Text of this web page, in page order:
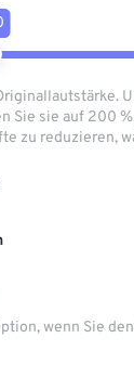
Sie sie auf 200
zu reduzieren,
wenn Sie